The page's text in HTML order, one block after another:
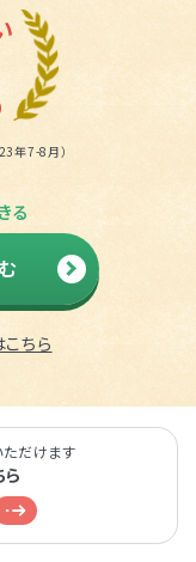
年7-8月）
る
ちら
だけます